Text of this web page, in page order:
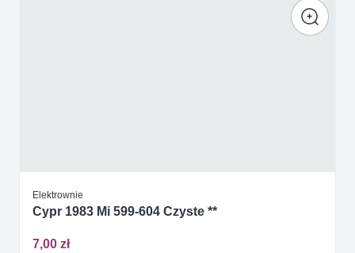
Elektrownie
Cypr 1983 Mi 599-604 Czyste **
7,00 zł